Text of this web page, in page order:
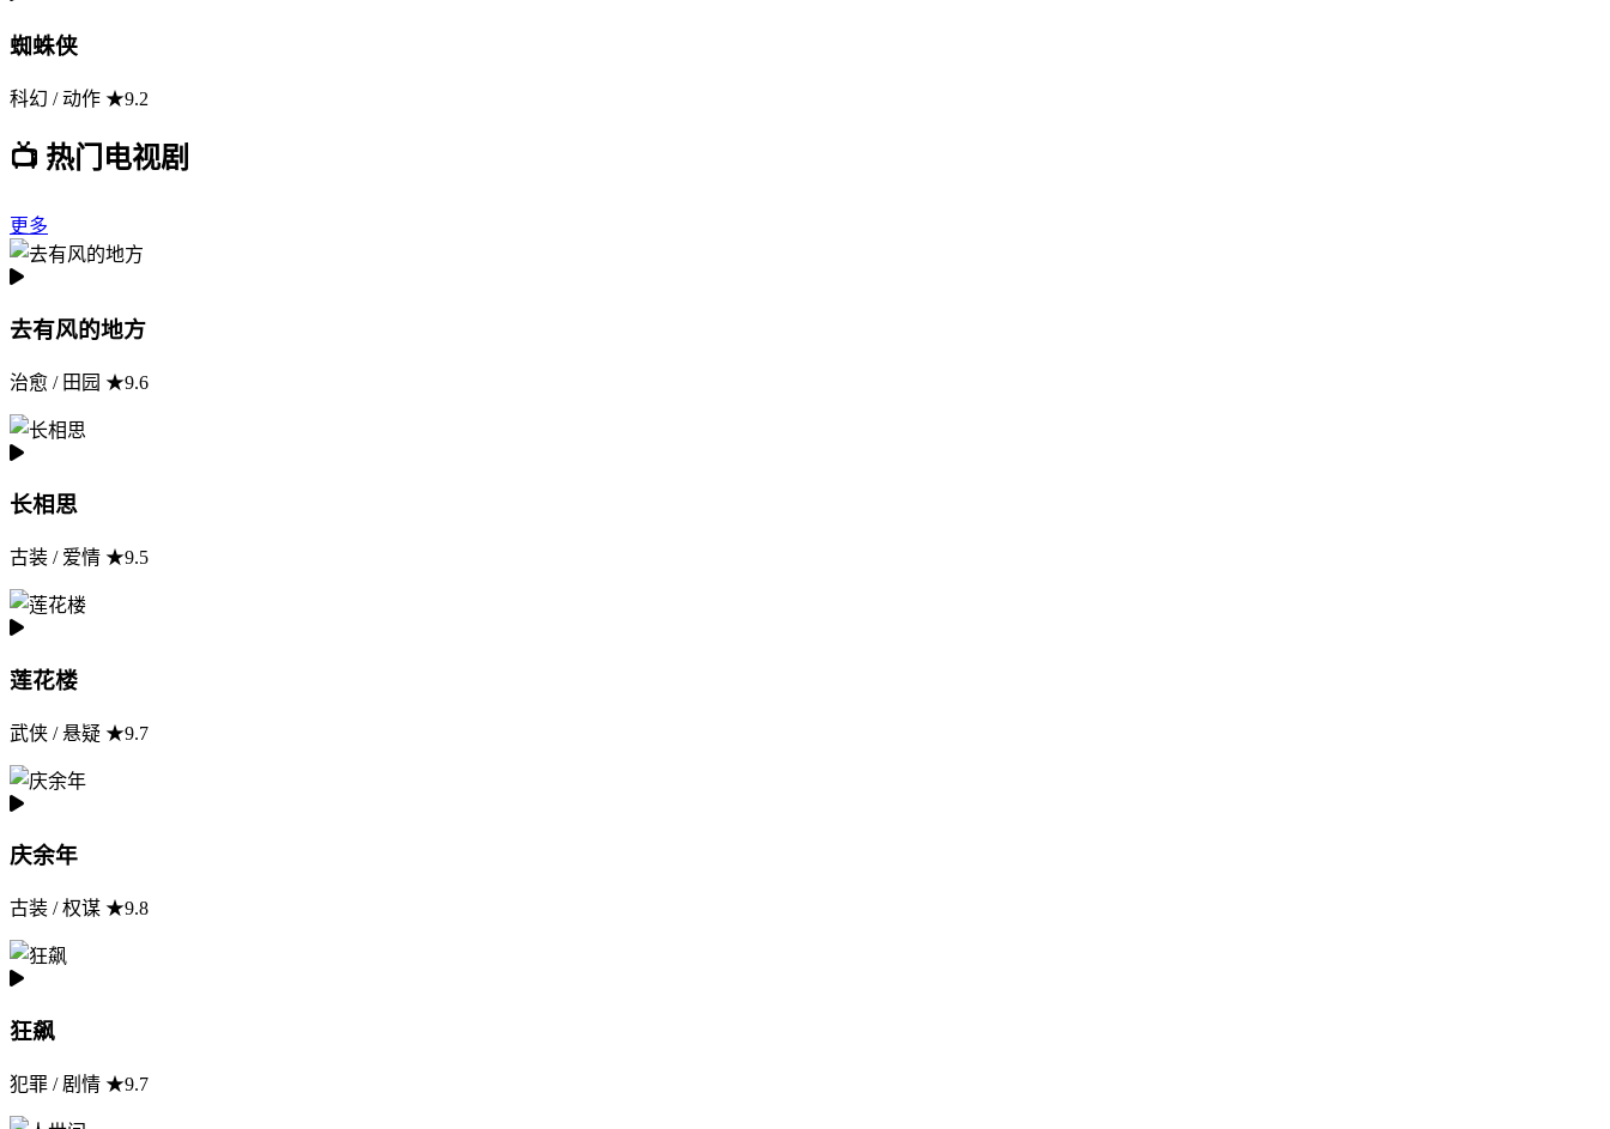
蜘蛛侠
科幻 / 动作 ★9.2
📺 热门电视剧
更多
去有风的地方
治愈 / 田园 ★9.6
长相思
古装 / 爱情 ★9.5
莲花楼
武侠 / 悬疑 ★9.7
庆余年
古装 / 权谋 ★9.8
狂飙
犯罪 / 剧情 ★9.7